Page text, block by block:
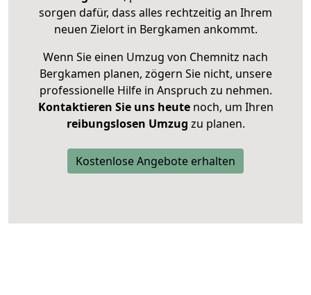
sorgen dafür, dass alles rechtzeitig an Ihrem
neuen Zielort in Bergkamen ankommt.
Wenn Sie einen Umzug von Chemnitz nach
Bergkamen planen, zögern Sie nicht, unsere
professionelle Hilfe in Anspruch zu nehmen.
Kontaktieren Sie uns heutenoch, um Ihren
reibungslosen Umzug zu planen.
Kostenlose Angebote erhalten